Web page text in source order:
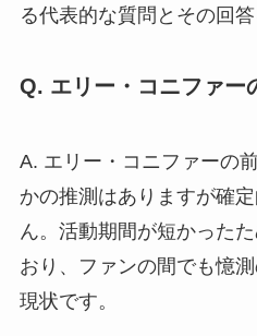
る代表的な質問とその回答
Q. エリー・コニファー
A. エリー・コニファーの
かの推測はありますが確
ん。活動期間が短かった
おり、ファンの間でも憶
現状です。